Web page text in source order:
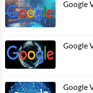
Google
Google
Google